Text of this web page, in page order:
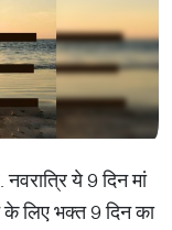
ये 9 दिन मां
के लिए भक्त 9 दिन का